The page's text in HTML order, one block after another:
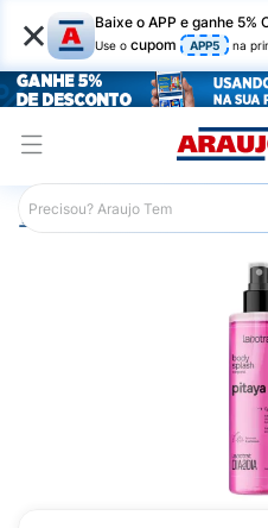
× Baixe o APP e ganhe 5%
Use o cupom APP5 na
Araujo Beleza e Cuidados